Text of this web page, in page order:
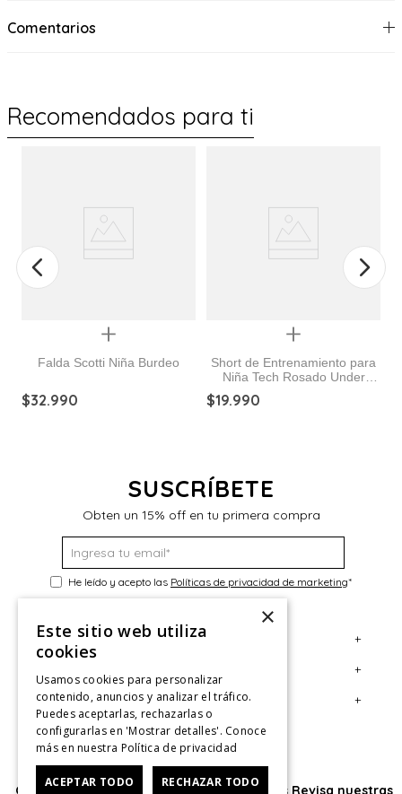
Comentarios
Recomendados para ti
Quickview
Falda Scotti Niña Burdeo
$32.990
Quickview
Short de Entrenamiento para
Niña Tech Rosado Under
$19.990
SUSCRÍBETE
Obten un 15% off en tu primera compra
He leído y acepto las Políticas de privacidad de marketing*
Servicio al Consumidor +
Centro de Ayuda
Contáctanos
Giftcard
Retiro en tienda
+
Términos y Condiciones
Políticas de Despacho
Cambios, Retracto y Garantía
Cuenta +
Mi Cuenta
Sigue tu compra
Oficina: Av. Las Condes #11281 - Las Condes Revisa nuestras
×
Este sitio web utiliza
cookies
Usamos cookies para personalizar
contenido, anuncios y analizar el tráfico.
Puedes aceptarlas, rechazarlas o
configurarlas en 'Mostrar detalles'. Conoce
más en nuestra Política de privacidad
ACEPTAR TODO RECHAZAR TODO